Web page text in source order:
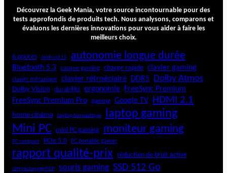
0
4
Y
L
1
1
1
3
Découvrez la Geek Mania, votre source incontournable pour des
tests approfondis de produits tech. Nous analysons, comparons et
évaluons les dernières innovations pour vous aider à faire les
meilleurs choix.
6 pouces Android 15 autonomie longue durée
Bluetooth 5.3 casque gaming charge rapide clavier gaming
clavier mécanique clavier rétroéclairé DDR5 Dolby Atmos
Dolby Vision durabilité ergonomie
FreeSync Premium
FreeSync Premium Pro
gaming Google TV HDMI 2.1
home cinéma laptop bureautique laptop gaming
Mini PC mini PC gaming moniteur gaming
PC compact PCIe 5.0 PC portable gamer
rapport qualité-prix réduction de bruit active
rétroéclairage RGB souris gaming SSD 512 Go